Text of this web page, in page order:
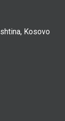
Kosovo